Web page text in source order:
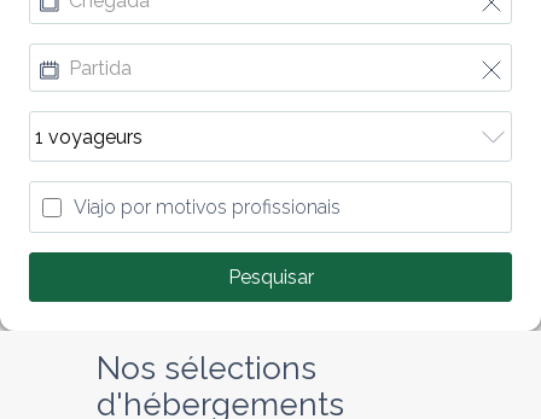
Viajo por motivos profissionais
Pesquisar
Nos sélections
d'hébergements